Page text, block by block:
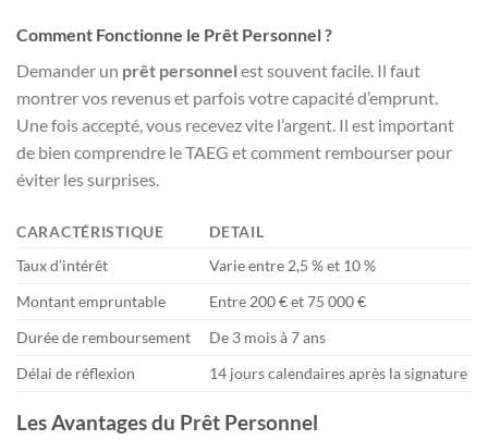
Comment Fonctionne le Prêt Personnel ?
Demander un prêt personnel est souvent facile. Il faut
montrer vos revenus et parfois votre capacité d’emprunt.
Une fois accepté, vous recevez vite l’argent. Il est important
de bien comprendre le TAEG et comment rembourser pour
éviter les surprises.
CARACTÉRISTIQUE
DETAIL
Taux d’intérêt
Varie entre 2,5 % et 10 %
Montant empruntable
Entre 200 € et 75 000 €
Durée de remboursement
De 3 mois à 7 ans
Délai de réflexion
14 jours calendaires après la signature
Les Avantages du Prêt Personnel